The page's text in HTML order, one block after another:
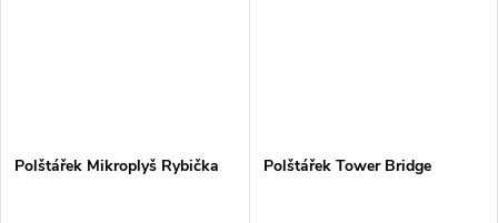
Polštářek Mikroplyš Rybička Polštářek Tower Bridge